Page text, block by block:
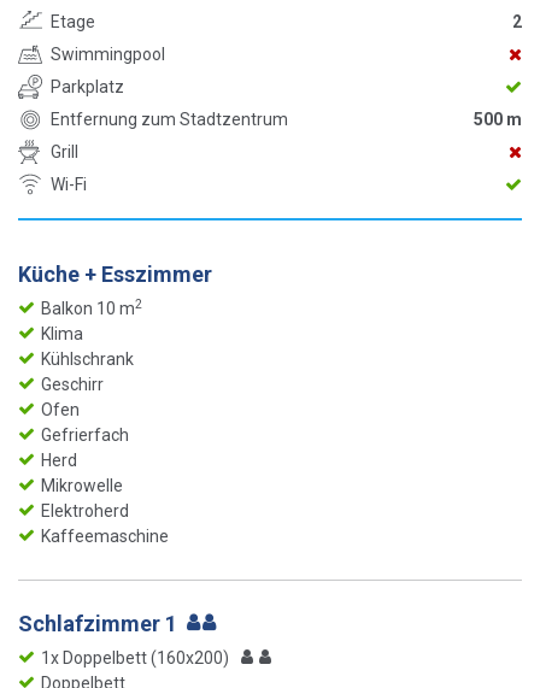
Etage
2
Swimmingpool
Parkplatz
Entfernung zum Stadtzentrum
500 m
Grill
Wi-Fi
Küche + Esszimmer
Balkon 10 m2
Klima
Kühlschrank
Geschirr
Ofen
Gefrierfach
Herd
Mikrowelle
Elektroherd
Kaffeemaschine
Schlafzimmer 1
1x Doppelbett (160x200)
Doppelbett